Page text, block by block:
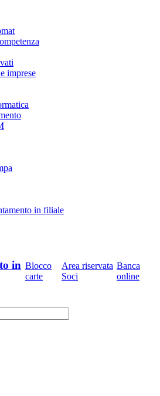
imprese
in filiale
in Blocco
carte
Area riservata
Soci
Banca
online